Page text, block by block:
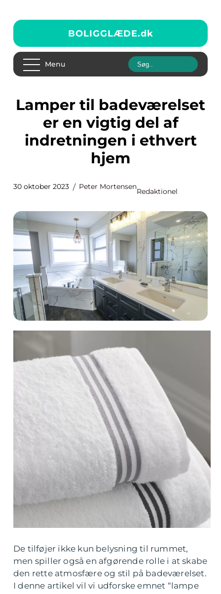
BOLIGGLÆDE.dk
Menu
Lamper til badeværelset
er en vigtig del af
indretningen i ethvert
hjem
30 oktober 2023 Peter Mortensen
Redaktionel
De tilføjer ikke kun belysning til rummet,
men spiller også en afgørende rolle i at skabe
den rette atmosfære og stil på badeværelset.
I denne artikel vil vi udforske emnet “lampe